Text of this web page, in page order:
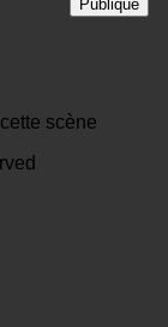
Publique
scène